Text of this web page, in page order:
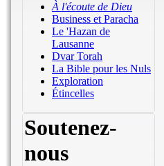
À l'écoute de Dieu
Business et Paracha
Le 'Hazan de
Lausanne
Dvar Torah
La Bible pour les Nuls
Exploration
Étincelles
Soutenez-
nous